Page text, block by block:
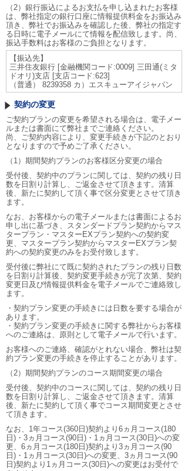
（2）銀行振込によるお支払を申し込まれたお客様
は、弊社指定の銀行口座に情報提供料金をお振込み
頂き、弊社でお振込みを確認した後、弊社の指定す
る日時に電子メールにて情報を配信致します。尚、
振込手数料はお客様のご負担となります。
【振込先】
三井住友銀行 [金融機関コード:0009] 三田通(ミタ
ドオリ)支店 [支店コード:623]
（普通） 8239358 カ）エスキューアイジャパン
契約の変更
ご契約プランの変更を希望される場合は、電子メー
ルまたは書面にて弊社までご連絡ください。
尚、ご契約内容により、変更手続きが下記のとおり
となりますので予めご了承ください。
（1）期間契約プランのお客様区分変更の場合
受付後、契約中のプランに関しては、契約の残り日
数を日割り計算し、ご返金させて頂きます。清算
後、新たに契約して頂く事で区分変更とさせて頂き
ます。
なお、お客様からの電子メールまたは書面によるお
申し出に基づき、スタンダードプラン契約からマス
タープラン・マスターEXプラン契約への契約変
更、マスタープラン契約からマスターEXプラン契
約への契約変更のみをお受付致します。
受付後に弊社にて既に契約されたプランの残り日数
を日割り計算後、契約変更手続きが完了次第、契約
変更日及び情報提供料金を電子メールでご連絡致し
ます。
・契約プラン変更の手続きには日数を要する場合が
あります。
・契約プラン変更の手続きに関する弊社からお客様
へのご連絡は、原則として電子メールで行います。
お客様へのご連絡、確認がとれない場合、弊社は契
約プラン変更の手続きを停止することがあります。
（2）期間契約プランのコース期間変更の場合
受付後、契約中のコースに関しては、契約の残り日
数を日割り計算し、ご返金させて頂きます。清算
後、新たに契約して頂く事でコース期間変更とさせ
て頂きます。
なお、1年コース(360日)契約より6ヵ月コース(180
日)・3ヵ月コース(90日)・1ヵ月コース(30日)への変
更、6ヵ月コース(180日)契約より3ヵ月コース(90
日)・1ヵ月コース(30日)への変更、3ヵ月コース(90
日)契約より1ヵ月コース(30日)への変更はお受付で